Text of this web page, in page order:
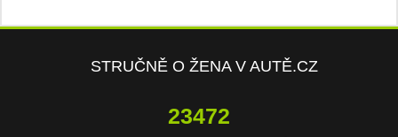
STRUČNĚ O ŽENA V AUTĚ.CZ
23472